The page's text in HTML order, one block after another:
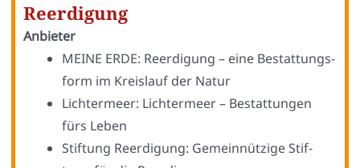
Reerdigung
Anbie­ter
MEINE ERDE: Reer­di­gung – eine Bestat­tungs­
form im Kreis­lauf der Natur
Lich­ter­meer: Lich­ter­meer – Bestat­tun­gen
fürs Leben
Stif­tung Reer­di­gung: Gemein­nüt­zi­ge Stif­